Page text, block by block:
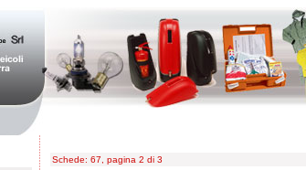
Schede: 67, pagina 2 di 3